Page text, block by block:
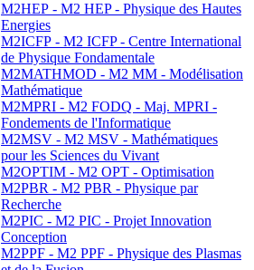
M2HEP - M2 HEP - Physique des Hautes
Energies
M2ICFP - M2 ICFP - Centre International
de Physique Fondamentale
M2MATHMOD - M2 MM - Modélisation
Mathématique
M2MPRI - M2 FODQ - Maj. MPRI -
Fondements de l'Informatique
M2MSV - M2 MSV - Mathématiques
pour les Sciences du Vivant
M2OPTIM - M2 OPT - Optimisation
M2PBR - M2 PBR - Physique par
Recherche
M2PIC - M2 PIC - Projet Innovation
Conception
M2PPF - M2 PPF - Physique des Plasmas